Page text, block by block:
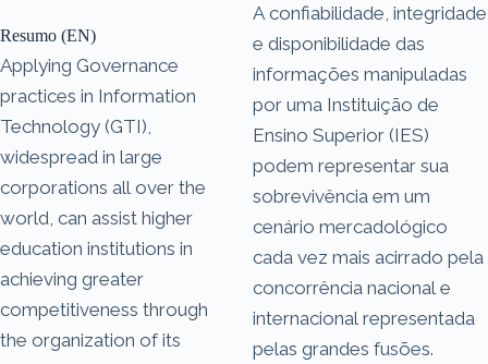
Resumo (EN)
Applying Governance
practices in Information
Technology (GTI),
widespread in large
corporations all over the
world, can assist higher
education institutions in
achieving greater
competitiveness through
the organization of its
A confiabilidade, integridade
e disponibilidade das
informações manipuladas
por uma Instituição de
Ensino Superior (IES)
podem representar sua
sobrevivência em um
cenário mercadológico
cada vez mais acirrado pela
concorrência nacional e
internacional representada
pelas grandes fusões.